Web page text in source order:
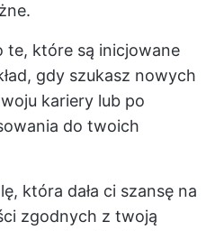
te, które są inicjowane
gdy szukasz nowych
kariery lub po
do twoich
która dała ci szansę na
zgodnych z twoją